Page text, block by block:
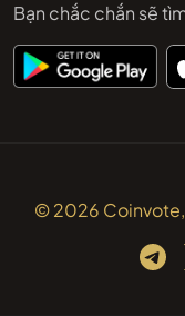
Bạn chắc chắn sẽ
© 2026